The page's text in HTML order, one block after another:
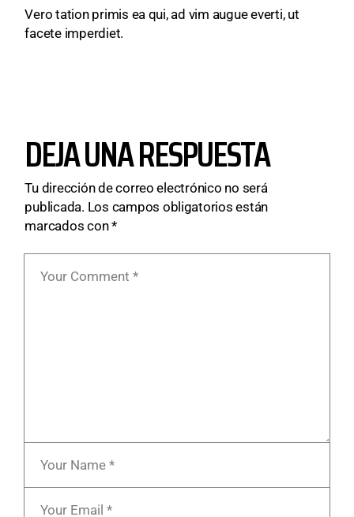
Vero tation primis ea qui, ad vim augue everti, ut
facete imperdiet.
DEJA UNA RESPUESTA
Tu dirección de correo electrónico no será
publicada. Los campos obligatorios están
marcados con*